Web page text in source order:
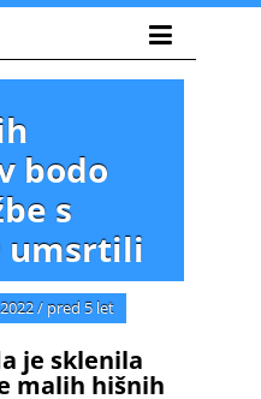
bodo
s
umsrtili
/ pred 5 let
je sklenila
malih hišnih